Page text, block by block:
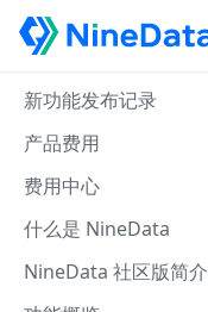
新功能发布记录
产品费用
费用中心
什么是 NineData
NineData 社区版简介